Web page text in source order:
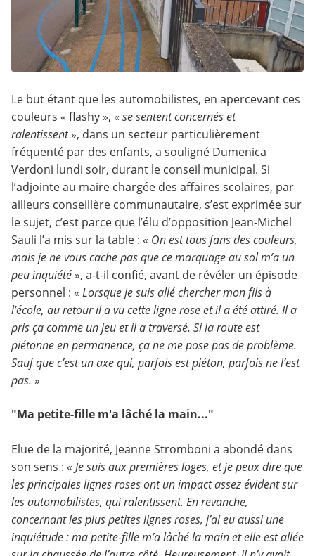
Le but étant que les automobilistes, en apercevant ces
couleurs « flashy », « se sentent concernés et
ralentissent», dans un secteur particulièrement
fréquenté par des enfants, a souligné Dumenica
Verdoni lundi soir, durant le conseil municipal. Si
l’adjointe au maire chargée des affaires scolaires, par
ailleurs conseillère communautaire, s’est exprimée sur
le sujet, c’est parce que l’élu d’opposition Jean-Michel
Sauli l’a mis sur la table : « On est tous fans des couleurs,
mais je ne vous cache pas que ce marquage au sol m’a un
peu inquiété», a-t-il confié, avant de révéler un épisode
personnel : « Lorsque je suis allé chercher mon fils à
l’école, au retour il a vu cette ligne rose et il a été attiré. Il a
pris ça comme un jeu et il a traversé. Si la route est
piétonne en permanence, ça ne me pose pas de problème.
Sauf que c’est un axe qui, parfois est piéton, parfois ne l’est
pas. »
"Ma petite-fille m'a lâché la main..."
Elue de la majorité, Jeanne Stromboni a abondé dans
son sens : « Je suis aux premières loges, et je peux dire que
les principales lignes roses ont un impact assez évident sur
les automobilistes, qui ralentissent. En revanche,
concernant les plus petites lignes roses, j’ai eu aussi une
inquiétude : ma petite-fille m’a lâché la main et elle est allée